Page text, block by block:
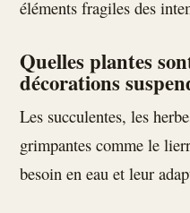
éléments fragiles des
Quelles plantes
décorations
Les succulentes, les
grimpantes comme le
besoin en eau et leur